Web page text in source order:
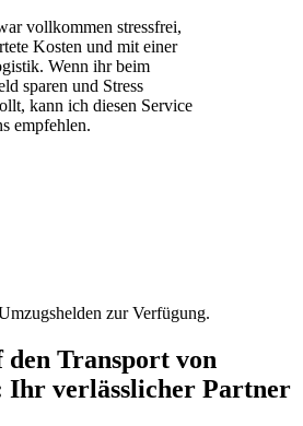
vollkommen stressfrei,
Kosten und mit einer
Wenn ihr beim
sparen und Stress
kann ich diesen Service
empfehlen.
zur Verfügung.
Transport von
Ihr verlässlicher Partner